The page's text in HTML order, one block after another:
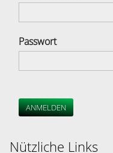
Passwort
ANMELDEN
Nützliche Links